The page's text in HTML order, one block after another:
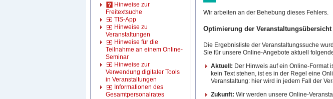
Hinweise zur
Freitextsuche
TIS-App
Hinweise zu
Veranstaltungen
Hinweise für die
Teilnahme an einem Online-
Seminar
Hinweise zur
Verwendung digitaler Tools
in Veranstaltungen
Informationen des
Gesamtpersonalrates
Wir arbeiten an der Behebung dieses Fehlers.
Optimierung der Veranstaltungsübersicht
Die Ergebnisliste der Veranstaltungssuche
Sie für unsere Online-Angebote aktuell
Aktuell: Der Hinweis auf ein Online-Format
kein Text stehen, ist es in der Regel eine
Veranstaltung: hier wird in jedem Fall der
Zukunft: Wir werden unsere Online-